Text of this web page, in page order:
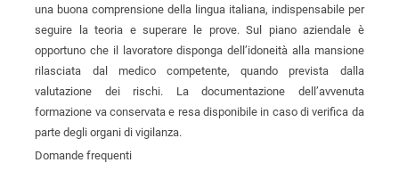
una buona comprensione della lingua italiana, indispensabile per
seguire la teoria e superare le prove. Sul piano aziendale è
opportuno che il lavoratore disponga dell’idoneità alla mansione
rilasciata dal medico competente, quando prevista dalla
valutazione dei rischi. La documentazione dell’avvenuta
formazione va conservata e resa disponibile in caso di verifica da
parte degli organi di vigilanza.
Domande frequenti